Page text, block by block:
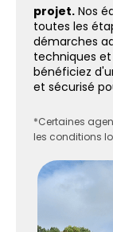
projet. Nos
toutes les
démarches
techniques
bénéficiez
et sécurisé
*Certaines
les conditions